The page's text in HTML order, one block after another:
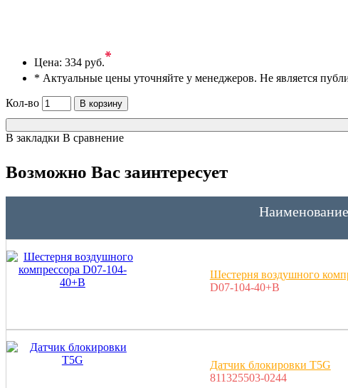
Цена: 334 руб.*
* Актуальные цены уточняйте у менеджеров. Не является
Кол-во
В корзину
В закладки В сравнение
Возможно Вас заинтересует
Шестерня воздушного
D07-104-40+B
Датчик блокировки T5G
811325503-0244